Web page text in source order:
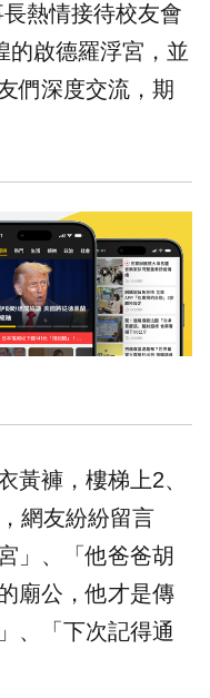
熱情接待校友會
的啟德羅浮宮，並
們深度交流，期
黃褲，樓梯上2、
網友紛紛留言
」、「他爸爸胡
廟公，他才是傳
、「下次記得通